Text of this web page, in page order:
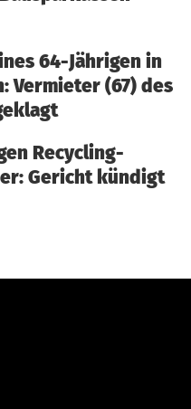
64-Jährigen in
Vermieter (67) des
Recycling-
Gericht kündigt